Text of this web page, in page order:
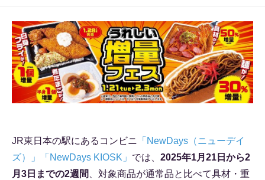
JR東日本の駅にあるコンビニ 「NewDays（ニューデイ
ズ）」「NewDays KIOSK」 では、 2025年1月21日から2
月3日までの2週間
、対象商品が通常品と比べて具材・重